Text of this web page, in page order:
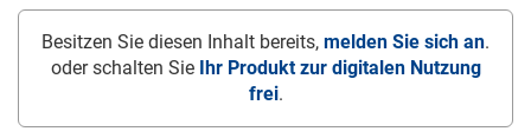
Besitzen Sie diesen Inhalt bereits, melden Sie sich an.
oder schalten Sie
Ihr Produkt zur digitalen Nutzung
frei.